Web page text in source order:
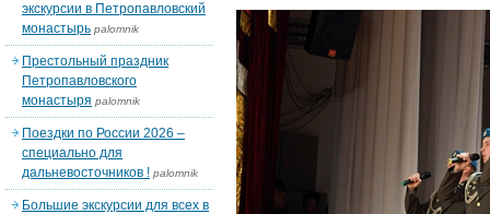
экскурсии в Петропавловский
монастырь palomnik
Престольный праздник
Петропавловского
монастыря palomnik
Поездки по России 2026 –
специально для
дальневосточников ! palomnik
Большие экскурсии для всех в